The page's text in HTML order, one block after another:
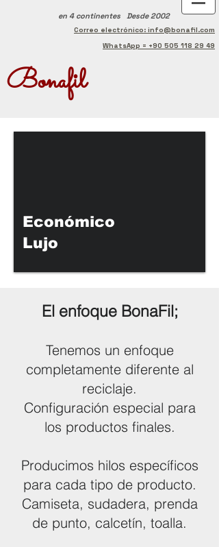
en 4 continentes Desde 2002
Correo electrónico: info@bonafil.com
WhatsApp = +90 505 118 29 49
Bonafil
Económico
Lujo
El enfoque BonaFil;
Tenemos un enfoque
completamente diferente al
reciclaje.
Configuración especial para
los productos finales.
Producimos hilos específicos
para cada tipo de producto.
Camiseta, sudadera, prenda
de punto, calcetín, toalla.